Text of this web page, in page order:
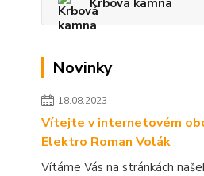
Krbová kamna
Novinky
18.08.2023
Vítejte v internetovém
Elektro Roman Volák
Vítáme Vás na stránkách